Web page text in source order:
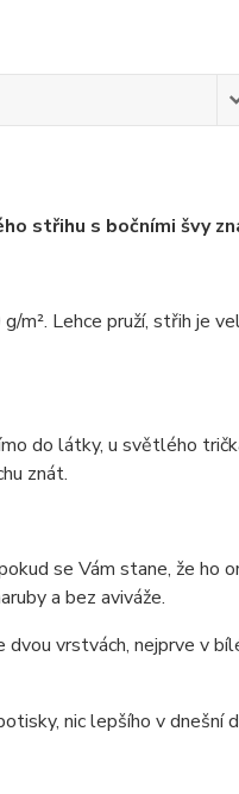
střihu s bočními švy
m². Lehce pruží, střih je
do látky, u světlého
znát.
se Vám stane, že ho
a bez aviváže.
vrstvách, nejprve v
nic lepšího v dnešní